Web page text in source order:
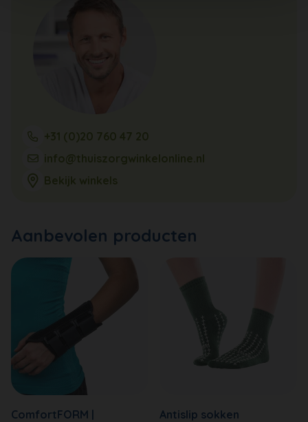
+31 (0)20 760 47 20
info@thuiszorgwinkelonline.nl
Bekijk winkels
Aanbevolen producten
ComfortFORM |
Antislip sokken